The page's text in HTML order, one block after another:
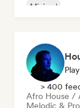
Minimal
> 400
Afro House /
Melodic &